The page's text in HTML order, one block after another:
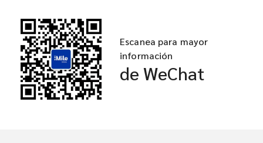
Escanea para mayor
información
de WeChat